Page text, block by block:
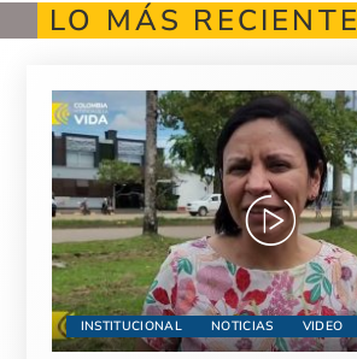
LO MÁS RECIENTE
INSTITUCIONAL NOTICIAS VIDEO